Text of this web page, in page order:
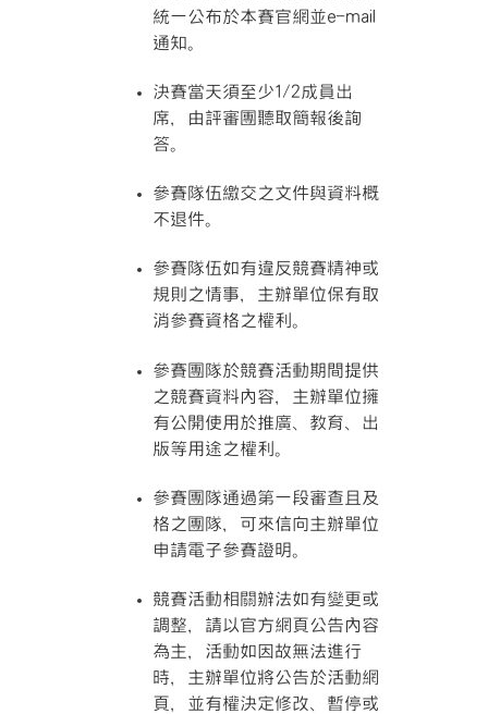
統一公布於本賽官網並e-mail
通知。
決賽當天須至少1/2成員出
席，由評審團聽取簡報後詢
答。
參賽隊伍繳交之文件與資料概
不退件。
參賽隊伍如有違反競賽精神或
規則之情事，主辦單位保有取
消參賽資格之權利。
參賽團隊於競賽活動期間提供
之競賽資料內容，主辦單位擁
有公開使用於推廣、教育、出
版等用途之權利。
參賽團隊通過第一段審查且及
格之團隊，可來信向主辦單位
申請電子參賽證明。
競賽活動相關辦法如有變更或
調整，請以官方網頁公告內容
為主，活動如因故無法進行
時，主辦單位將公告於活動網
頁，並有權決定修改、暫停或